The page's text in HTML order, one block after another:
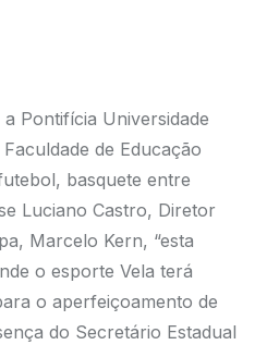
Pontifícia Universidade
de Educação
basquete entre
Luciano Castro, Diretor
Marcelo Kern, “esta
o esporte Vela terá
o aperfeiçoamento de
do Secretário Estadual